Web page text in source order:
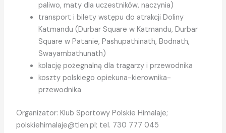
paliwo, maty dla uczestników, naczynia)
transport i bilety wstępu do atrakcji Doliny
Katmandu (Durbar Square w Katmandu, Durbar
Square w Patanie, Pashupathinath, Bodnath,
Swayambathunath)
kolację pożegnalną dla tragarzy i przewodnika
koszty polskiego opiekuna-kierownika-
przewodnika
Organizator: Klub Sportowy Polskie Himalaje;
polskiehimalaje@tlen.pl; tel. 730 777 045